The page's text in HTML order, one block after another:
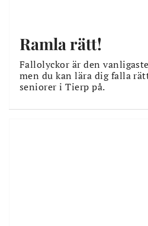
Ramla rätt!
Fallolyckor är den
men du kan lära dig falla
seniorer i Tierp på.